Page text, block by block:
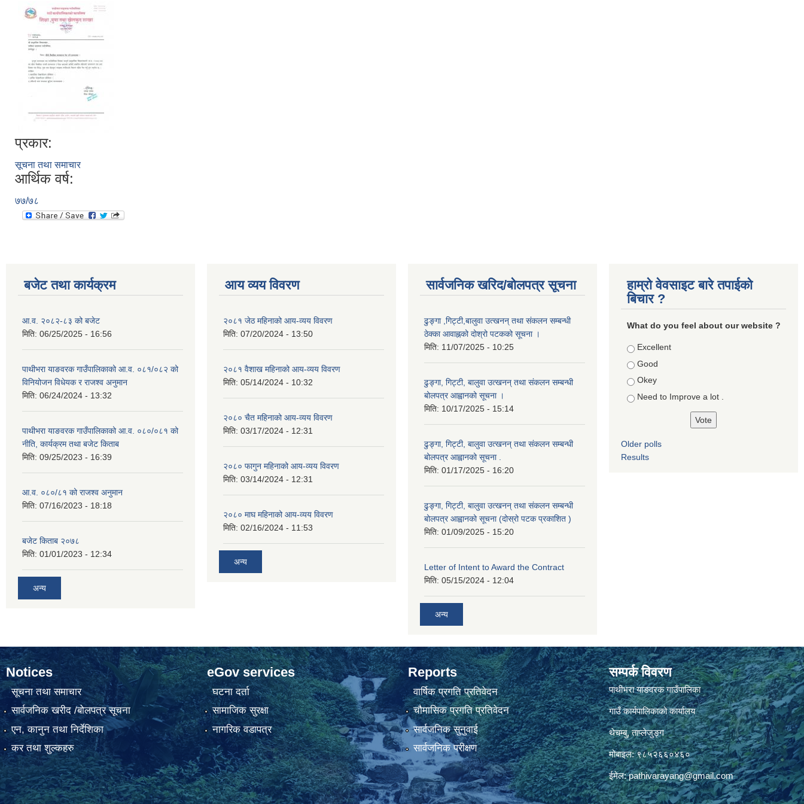
प्रकार:
सूचना तथा समाचार
आर्थिक वर्ष:
७७/७८
बजेट तथा कार्यक्रम
आ.व. २०८२-८३ को बजेट
मिति: 06/25/2025 - 16:56
पाथीभरा याङवरक गाउँपालिकाको आ.व. ०८१/०८२ को
विनियोजन विधेयक र राजश्व अनुमान
मिति: 06/24/2024 - 13:32
पाथीभरा याङवरक गाउँपालिकाको आ.व. ०८०/०८१ को
नीति, कार्यक्रम तथा बजेट किताब
मिति: 09/25/2023 - 16:39
आ.व. ०८०/८१ को राजश्व अनुमान
मिति: 07/16/2023 - 18:18
बजेट किताब २०७८
मिति: 01/01/2023 - 12:34
अन्य
आय व्यय विवरण
२०८१ जेठ महिनाको आय-व्यय विवरण
मिति: 07/20/2024 - 13:50
२०८१ वैशाख महिनाको आय-व्यय विवरण
मिति: 05/14/2024 - 10:32
२०८० चैत महिनाको आय-व्यय विवरण
मिति: 03/17/2024 - 12:31
२०८० फागुन महिनाको आय-व्यय विवरण
मिति: 03/14/2024 - 12:31
२०८० माघ महिनाको आय-व्यय विवरण
मिति: 02/16/2024 - 11:53
अन्य
सार्वजनिक खरिद/बोलपत्र सूचना
ढुङ्गा ,गिट्टी,बालुवा उत्खनन् तथा संकलन सम्बन्धी
ठेक्का आवाह्नको दोश्रो पटकको सूचना ।
मिति: 11/07/2025 - 10:25
ढुङ्गा, गिट्टी, बालुवा उत्खनन् तथा संकलन सम्बन्धी
बोलपत्र आह्वानको सूचना ।
मिति: 10/17/2025 - 15:14
ढुङ्गा, गिट्टी, बालुवा उत्खनन् तथा संकलन सम्बन्धी
बोलपत्र आह्वानको सूचना .
मिति: 01/17/2025 - 16:20
ढुङ्गा, गिट्टी, बालुवा उत्खनन् तथा संकलन सम्बन्धी
बोलपत्र आह्वानको सूचना (दोस्रो पटक प्रकाशित )
मिति: 01/09/2025 - 15:20
Letter of Intent to Award the Contract
मिति: 05/15/2024 - 12:04
अन्य
हाम्रो वेवसाइट बारे तपाईको
बिचार ?
What do you feel about our website ?
Choices
Excellent
Good
Okey
Need to Improve a lot .
Older polls
Results
Notices
सूचना तथा समाचार
सार्वजनिक खरीद /बोलपत्र सूचना
एन, कानुन तथा निर्देशिका
कर तथा शुल्कहरु
eGov services
घटना दर्ता
सामाजिक सुरक्षा
नागरिक वडापत्र
Reports
वार्षिक प्रगति प्रतिवेदन
चौमासिक प्रगति प्रतिवेदन
सार्वजनिक सुनुवाई
सार्वजनिक परीक्षण
सम्पर्क विवरण
पाथीभरा याङवरक गाउँपालिका
गाउँ कार्यपालिकाको कार्यालय
थेचम्बु, ताप्लेजुङ्ग
मोबाइल: ९८५२६६०४६०
ईमेल:pathivarayang@gmail.com